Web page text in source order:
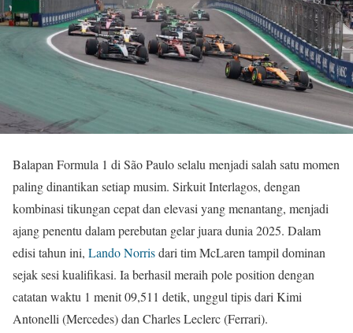
Balapan Formula 1 di São Paulo selalu menjadi salah satu momen
paling dinantikan setiap musim. Sirkuit Interlagos, dengan
kombinasi tikungan cepat dan elevasi yang menantang, menjadi
ajang penentu dalam perebutan gelar juara dunia 2025. Dalam
edisi tahun ini, Lando Norrisdari tim McLaren tampil dominan
sejak sesi kualifikasi. Ia berhasil meraih pole position dengan
catatan waktu 1 menit 09,511 detik, unggul tipis dari Kimi
Antonelli (Mercedes) dan Charles Leclerc (Ferrari).